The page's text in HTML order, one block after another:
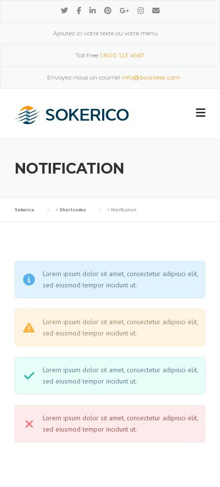
Ajoutez ici votre texte ou votre menu.
Toll Free 1.800.123.4567
Envoyez-nous un courriel info@business.com
NOTIFICATION
Sokerico > Shortcodes > Notification
Lorem ipsum dolor sit amet, consectetur adipisici elit,
sed eiusmod tempor incidunt ut.
Lorem ipsum dolor sit amet, consectetur adipisici elit,
sed eiusmod tempor incidunt ut.
Lorem ipsum dolor sit amet, consectetur adipisici elit,
sed eiusmod tempor incidunt ut.
Lorem ipsum dolor sit amet, consectetur adipisici elit,
sed eiusmod tempor incidunt ut.